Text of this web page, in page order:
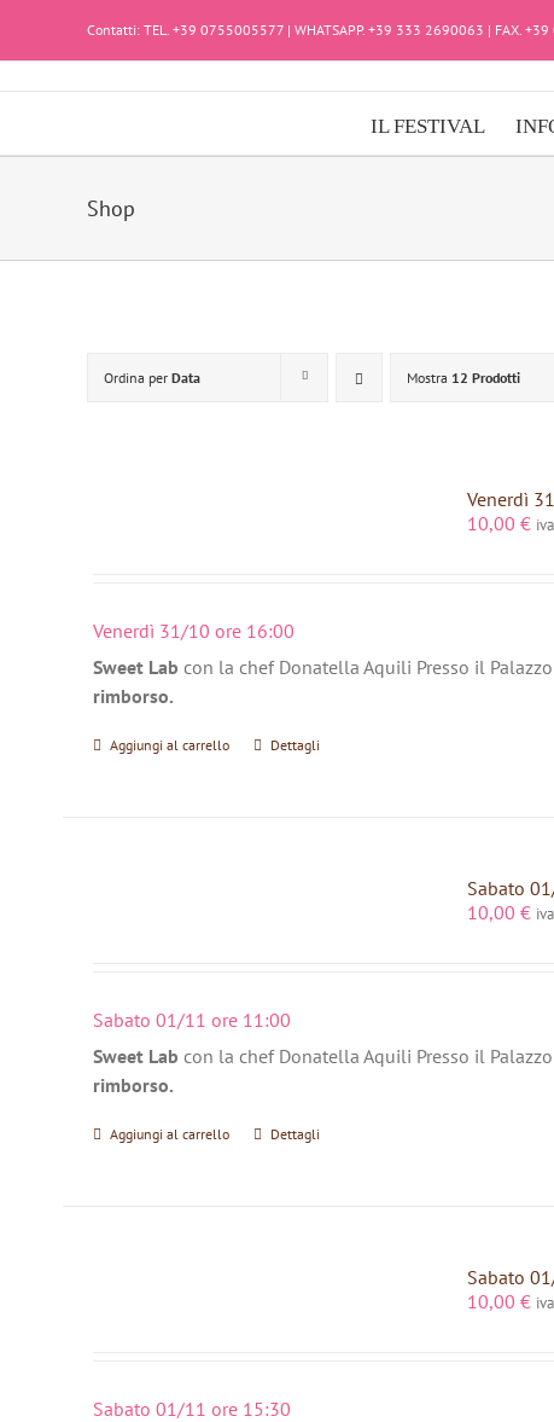
Contatti: TEL. +39 0755005577 | WHATSAPP. +39 333 2690063 | FAX.
IL FESTIVAL
Shop
Ordina per Data Mostra 12 Prodotti
Venerdì
10,00 €
Venerdì 31/10 ore 16:00
Sweet Lab con la chef Donatella Aquili Presso il
rimborso.
Aggiungi al carrello Dettagli
Sabato
10,00 €
Sabato 01/11 ore 11:00
Sweet Lab con la chef Donatella Aquili Presso il
rimborso.
Aggiungi al carrello Dettagli
Sabato
10,00 €
Sabato 01/11 ore 15:30